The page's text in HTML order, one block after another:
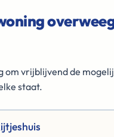
om vrijblijvend de
staat.